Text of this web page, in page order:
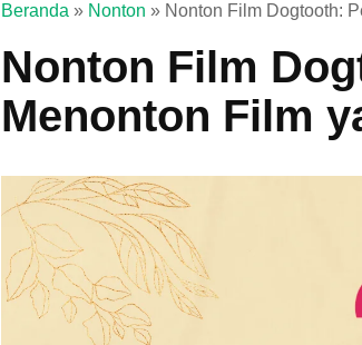
Beranda » Nonton » Nonton Film Dogtooth:
Nonton Film
Menonton Film